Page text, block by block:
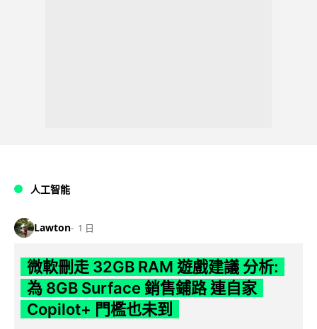
人工智能
Lawton 1 日
微軟刪走 32GB RAM 遊戲建議 分析:
為 8GB Surface 銷售鋪路 連自家
Copilot+ 門檻也未到